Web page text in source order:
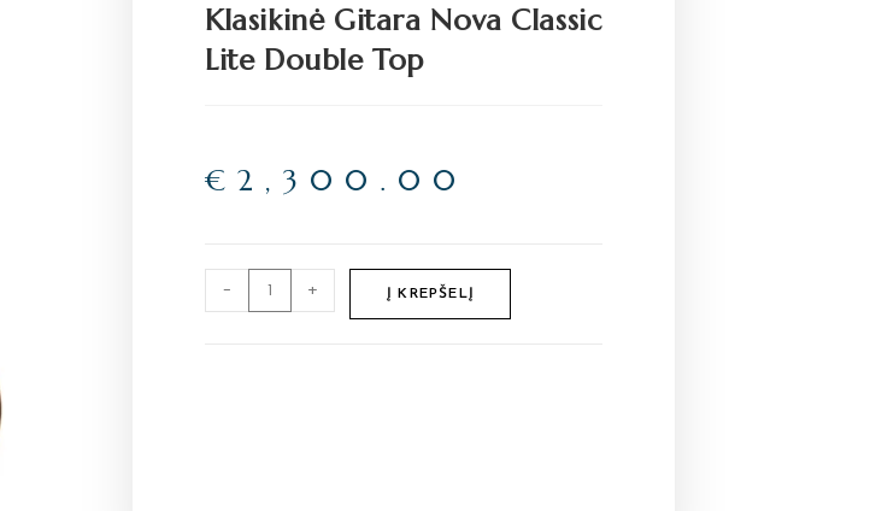
Klasikinė Gitara Nova Classic
Lite Double Top
€ 2,300.00
- + Į KREPŠELĮ